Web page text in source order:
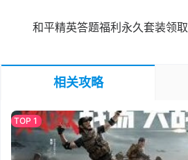
和平精英答题福利永久套装领取
相关攻略